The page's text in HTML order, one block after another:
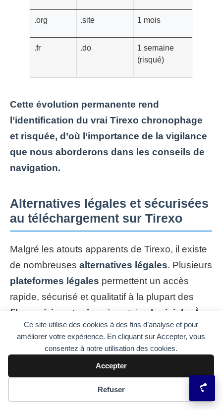
Ce site utilise des cookies à des fins d’analyse et pour
améliorer votre expérience. En cliquant sur Accepter, vous
consentez à notre utilisation des cookies.
Accepter
Refuser
Préférences des cookies
.org .site 1 mois
.fr .do
1 semaine
(risqué)
Cette évolution permanente rend
l’identification du vrai Tirexo chronophage
et risquée, d’où l’importance de la vigilance
que nous aborderons dans les conseils de
navigation.
Alternatives légales et sécurisées
au téléchargement sur Tirexo
Malgré les atouts apparents de Tirexo, il existe
de nombreuses alternatives légales. Plusieurs
plateformes légales permettent un accès
rapide, sécurisé et qualitatif à la plupart des
films
séries et même à certains logiciels
. À
l’heure où le piratage expose à bien des
déconvenues, ces services tirent leur épingle
: streaming
par abonnement avec catalogue étendu.